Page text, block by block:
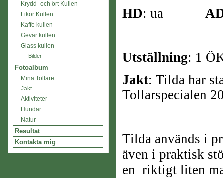
Krydd- och ört Kullen
Likör Kullen
Kaffe kullen
Gevär kullen
Glass kullen
Bilder
Fotoalbum
Mina Tollare
Jakt
Aktiviteter
Hundar
Natur
Resultat
Kontakta mig
HD: ua
Utställning: 1
Jakt: Tilda har
Tollarspecialen
Tilda används i
även i praktisk
en riktigt liten